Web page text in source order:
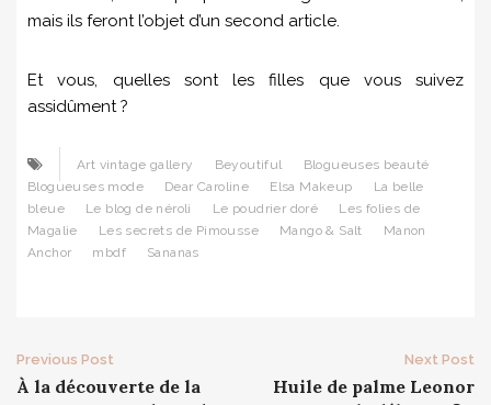
mais ils feront l’objet d’un second article.
Et vous, quelles sont les filles que vous suivez
assidûment ?
Art vintage gallery Beyoutiful
Blogueuses beauté
Blogueuses mode
Dear Caroline Elsa Makeup
La belle
bleue
Le blog de néroli Le poudrier doré
Les folies de
Magalie
Les secrets de Pimousse Mango & Salt
Manon
Anchor
mbdf Sananas
Post
Previous Post
À la découverte de la
Next Post
Huile de palme Leonor